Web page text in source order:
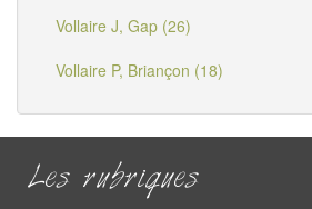
Vollaire J, Gap (26)
Vollaire P, Briançon (18)
Les rubriques